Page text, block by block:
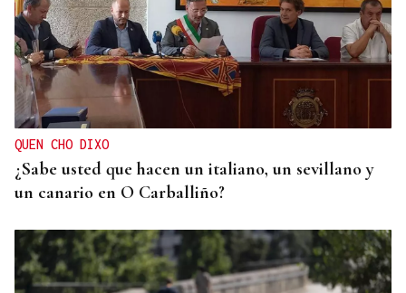
San Lorenzo
QUEN CHO DIXO
¿Sabe usted que hacen un italiano, un sevillano y
un canario en O Carballiño?